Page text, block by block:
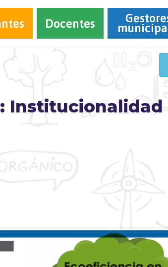
Docentes
Institucionalidad